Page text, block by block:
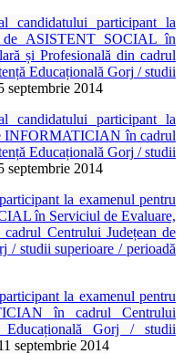
candidatului participant la
de ASISTENT SOCIAL în
și Profesională din cadrul
Educațională Gorj / studii
septembrie 2014
candidatului participant la
INFORMATICIAN în cadrul
Educațională Gorj / studii
septembrie 2014
la examenul pentru
în Serviciul de Evaluare,
Centrului Județean de
/ studii superioare / perioadă
la examenul pentru
în cadrul Centrului
Educațională Gorj / studii
septembrie 2014